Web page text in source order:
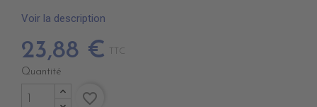
Voir la description
23,88 € TTC
Quantité
favorite_border